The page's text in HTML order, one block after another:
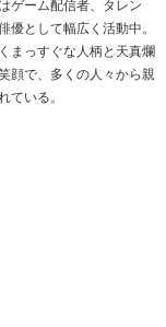
ゲーム配信者、タレン
優として幅広く活動中。
まっすぐな人柄と天真爛
顔で、多くの人々から親
ている。